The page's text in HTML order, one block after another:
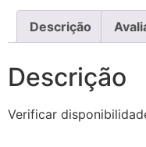
Descrição
Descrição
Verificar